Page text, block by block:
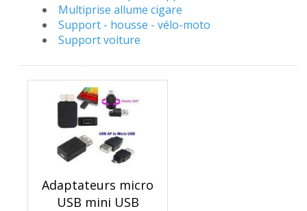
Multiprise allume cigare
Support - housse - vélo-moto
Support voiture
Adaptateurs micro
USB mini USB